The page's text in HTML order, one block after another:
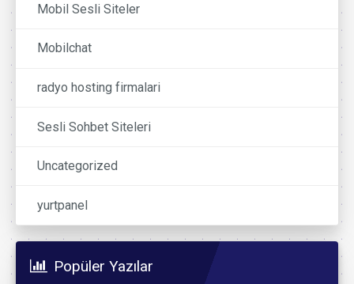
Mobil Sesli Siteler
Mobilchat
radyo hosting firmalari
Sesli Sohbet Siteleri
Uncategorized
yurtpanel
Popüler Yazılar